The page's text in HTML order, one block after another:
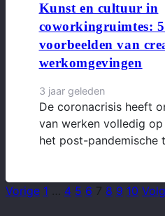
Kunst en cultuur in
coworkingruimtes:
voorbeelden van
werkomgevingen
3 jaar geleden
De coronacrisis heeft
van werken volledig
het post-pandemische
Vorige 1 … 4 5 6 7 8 9 10